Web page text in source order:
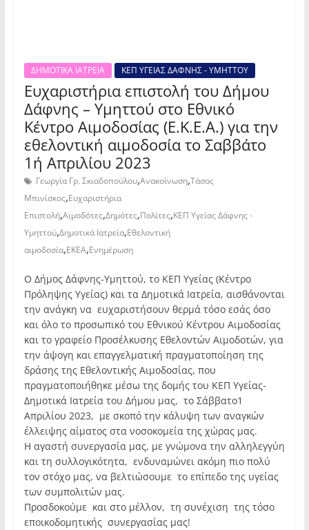
ΔΗΜΟΤΙΚΑ ΙΑΤΡΕΙΑ ΚΕΠ ΥΓΕΙΑΣ ΔΑΦΝΗΣ - ΥΜΗΤΤΟΥ
Ευχαριστήρια επιστολή του Δήμου
Δάφνης – Υμηττού στο Εθνικό
Κέντρο Αιμοδοσίας (Ε.Κ.Ε.Α.) για την
εθελοντική αιμοδοσία το Σαββάτο
1ή Απριλίου 2023
Γεωργία Γρ. Σκιαδοπούλου,Ανακοίνωση,Τάσος
Μπινίσκος,Ευχαριστήρια
Επιστολή,Αιμοδότες,Δημότες,Πολίτες,ΚΕΠ Υγείας Δάφνης -
Υμηττού,Δημοτικά Ιατρεία,Εθελοντική
αιμοδοσία,ΕΚΕΑ,Ενημέρωση
Ο Δήμος Δάφνης-Υμηττού, το ΚΕΠ Υγείας (Κέντρο
Πρόληψης Υγείας) και τα Δημοτικά Ιατρεία, αισθάνονται
την ανάγκη να ευχαριστήσουν θερμά τόσο εσάς όσο
και όλο το προσωπικό του Εθνικού Κέντρου Αιμοδοσίας
και το γραφείο Προσέλκυσης Εθελοντών Αιμοδοτών, για
την άψογη και επαγγελματική πραγματοποίηση της
δράσης της Εθελοντικής Αιμοδοσίας, που
πραγματοποιήθηκε μέσω της δομής του ΚΕΠ Υγείας-
Δημοτικά Ιατρεία του Δήμου μας, το Σάββατο1
Απριλίου 2023, με σκοπό την κάλυψη των αναγκών
έλλειψης αίματος στα νοσοκομεία της χώρας μας.
Η αγαστή συνεργασία μας, με γνώμονα την αλληλεγγύη
και τη συλλογικότητα, ενδυναμώνει ακόμη πιο πολύ
τον στόχο μας, να βελτιώσουμε το επίπεδο της υγείας
των συμπολιτών μας.
Προσδοκούμε και στο μέλλον, τη συνέχιση της τόσο
εποικοδομητικής συνεργασίας μας!